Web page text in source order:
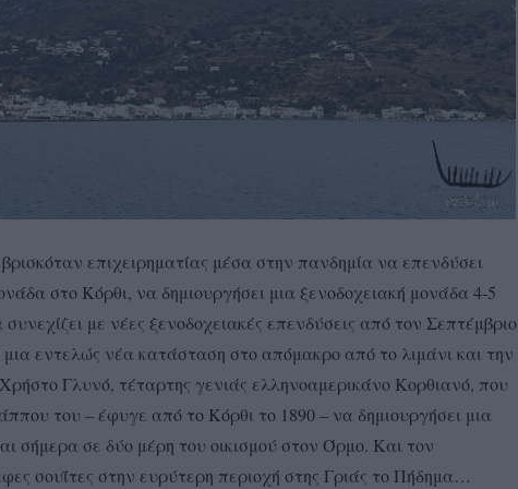
επιχειρηματίας μέσα στην πανδημία να επενδύσει
στο Κόρθι, να δημιουργήσει μια ξενοδοχειακή μονάδα 4-5
με νέες ξενοδοχειακές επενδύσεις από τον Σεπτέμβριο
εντελώς νέα κατάσταση στο απόμακρο από το λιμάνι και την
Γλυνό, τέταρτης γενιάς ελληνοαμερικάνο Κορθιανό, που
του – έφυγε από το Κόρθι το 1890 – να δημιουργήσει μια
σήμερα σε δύο μέρη του οικισμού στον Όρμο. Και τον
σουΐτες στην ευρύτερη περιοχή στης Γριάς το Πήδημα…